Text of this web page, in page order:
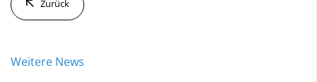
Zurück
Weitere News